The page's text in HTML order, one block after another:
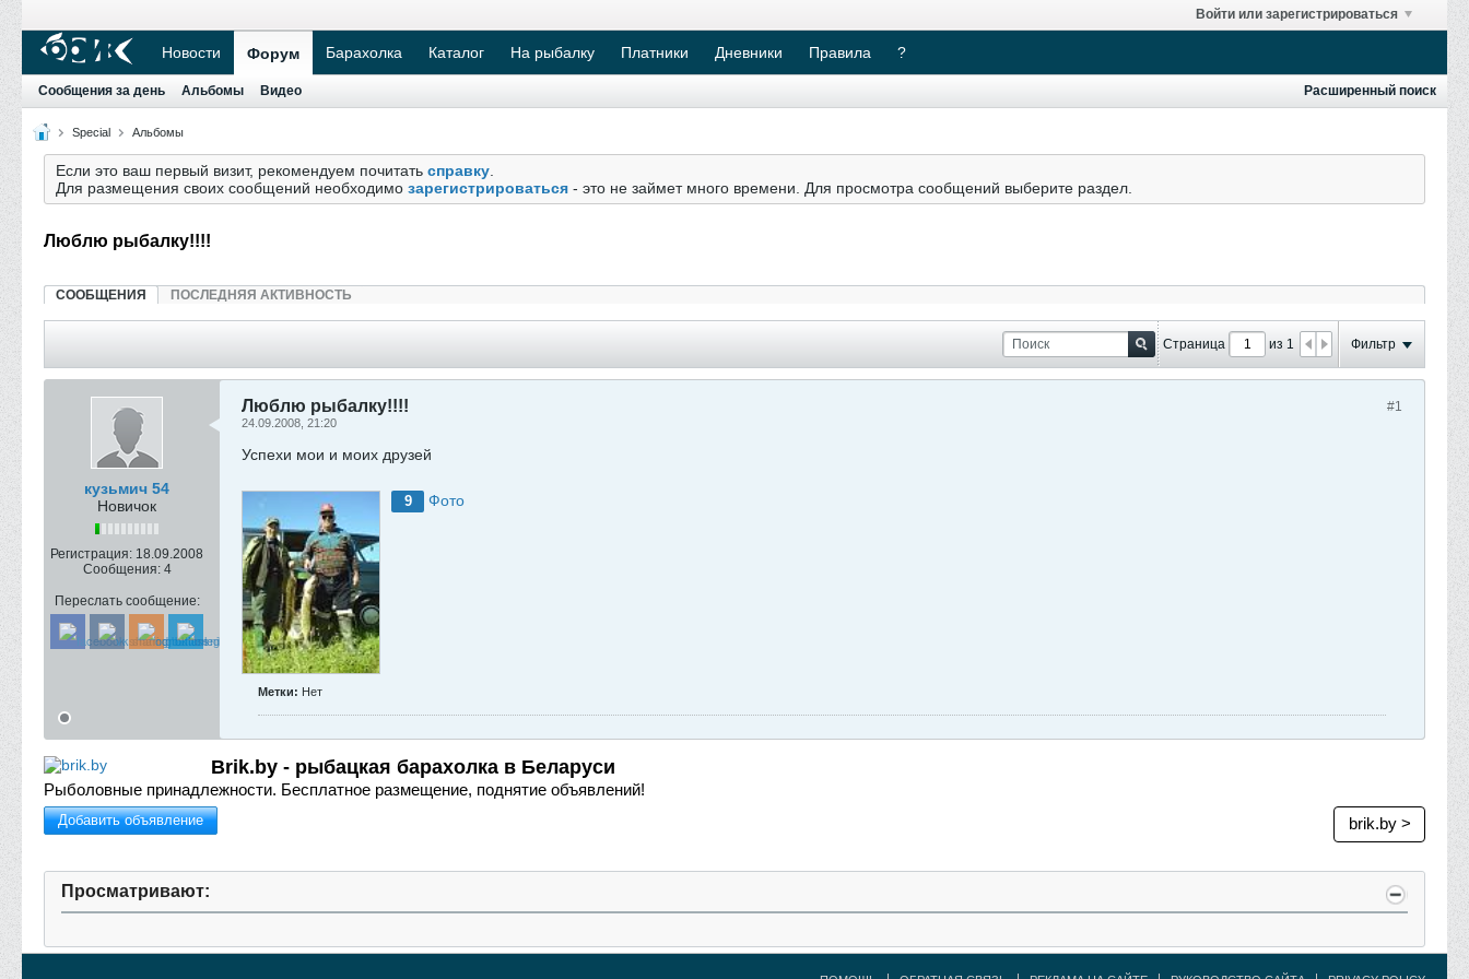
Войти или зарегистрироваться
Новости Форум Барахолка Каталог На рыбалку Платники Дневники Правила ?
Сообщения за день Альбомы Видео Расширенный поиск
Special Альбомы
Если это ваш первый визит, рекомендуем почитать справку
Для размещения своих сообщений необходимо зарегистрироваться - это не займет много времени. Для просмотра сообщений выберите раздел.
Люблю рыбалку!!!!
СООБЩЕНИЯ ПОСЛЕДНЯЯ АКТИВНОСТЬ
Страница из 1 Фильтр
кузьмич 54
Новичок
Регистрация: 18.09.2008
Сообщения: 4
Переслать сообщение:
#1
Люблю рыбалку!!!!
24.09.2008, 21:20
Успехи мои и моих друзей
9 Фото
Метки: Нет
Brik.by - рыбацкая барахолка в Беларуси
Рыболовные принадлежности. Бесплатное размещение, поднятие объявлений!
Добавить объявление brik.by >
Просматривают: